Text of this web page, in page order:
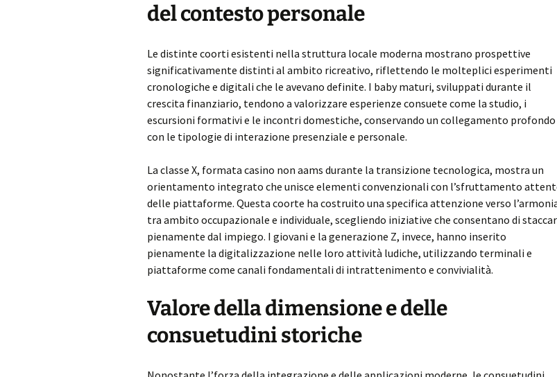
del contesto personale
Le distinte coorti esistenti nella struttura locale moderna mostrano prospettive
significativamente distinti al ambito ricreativo, riflettendo le molteplici esperimenti
cronologiche e digitali che le avevano definite. I baby maturi, sviluppati durante il
crescita finanziario, tendono a valorizzare esperienze consuete come la studio, i
escursioni formativi e le incontri domestiche, conservando un collegamento profondo
con le tipologie di interazione presenziale e personale.
La classe X, formata casino non aams durante la transizione tecnologica, mostra un
orientamento integrato che unisce elementi convenzionali con l’sfruttamento
delle piattaforme. Questa coorte ha costruito una specifica attenzione verso
tra ambito occupazionale e individuale, scegliendo iniziative che consentano di
pienamente dal impiego. I giovani e la generazione Z, invece, hanno inserito
pienamente la digitalizzazione nelle loro attività ludiche, utilizzando terminali e
piattaforme come canali fondamentali di intrattenimento e convivialità.
Valore della dimensione e delle
consuetudini storiche